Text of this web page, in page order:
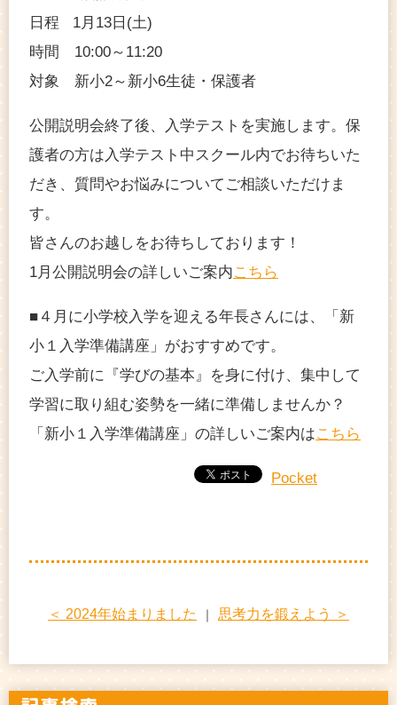
日程 1月13日(土)
時間 10:00～11:20
対象 新小2～新小6生徒・保護者
公開説明会終了後、入学テストを実施します。保
護者の方は入学テスト中スクール内でお待ちいた
だき、質問やお悩みについてご相談いただけま
す。
皆さんのお越しをお待ちしております！
1月公開説明会の詳しいご案内こちら
■４月に小学校入学を迎える年長さんには、「新
小１入学準備講座」がおすすめです。
ご入学前に『学びの基本』を身に付け、集中して
学習に取り組む姿勢を一緒に準備しませんか？
「新小１入学準備講座」の詳しいご案内はこちら
Pocket
＜ 2024年始まりました ｜ 思考力を鍛えよう ＞